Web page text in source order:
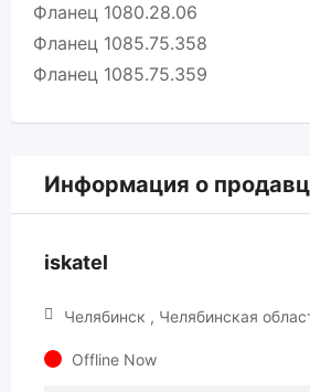
Фланец 1080.28.06
Фланец 1085.75.358
Фланец 1085.75.359
Информация о
iskatel
Челябинск , Челябинская
Offline Now